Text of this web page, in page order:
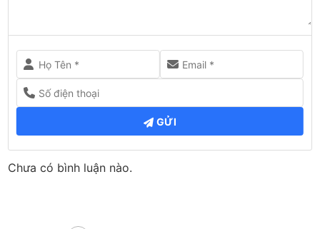
GỬI
Chưa có bình luận nào.